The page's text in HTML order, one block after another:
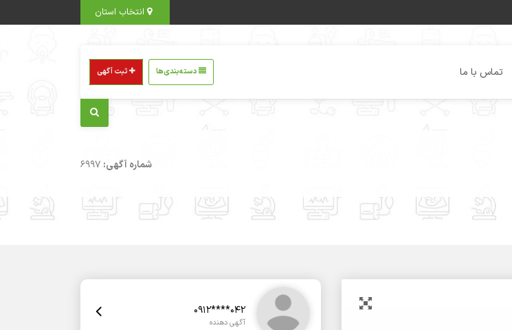
تماس با ما دسته‌بندی‌ها ثبت آگهی
شماره آگهی: 6997
0912****042
آگهی دهنده